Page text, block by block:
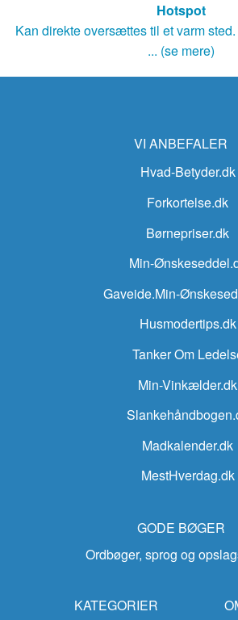
Hotspot
Kan direkte oversættes til et varm
... (se mere)
VI ANBEFALER
Hvad-Betyder.dk
Forkortelse.dk
Børnepriser.dk
Min-
Gaveide.Min-
Husmodertips.dk
Tanker Om
Min-Vinkælder.dk
Madkalender.dk
MestHverdag.dk
GODE BØGER
Ordbøger, sprog og
KATEGORIER